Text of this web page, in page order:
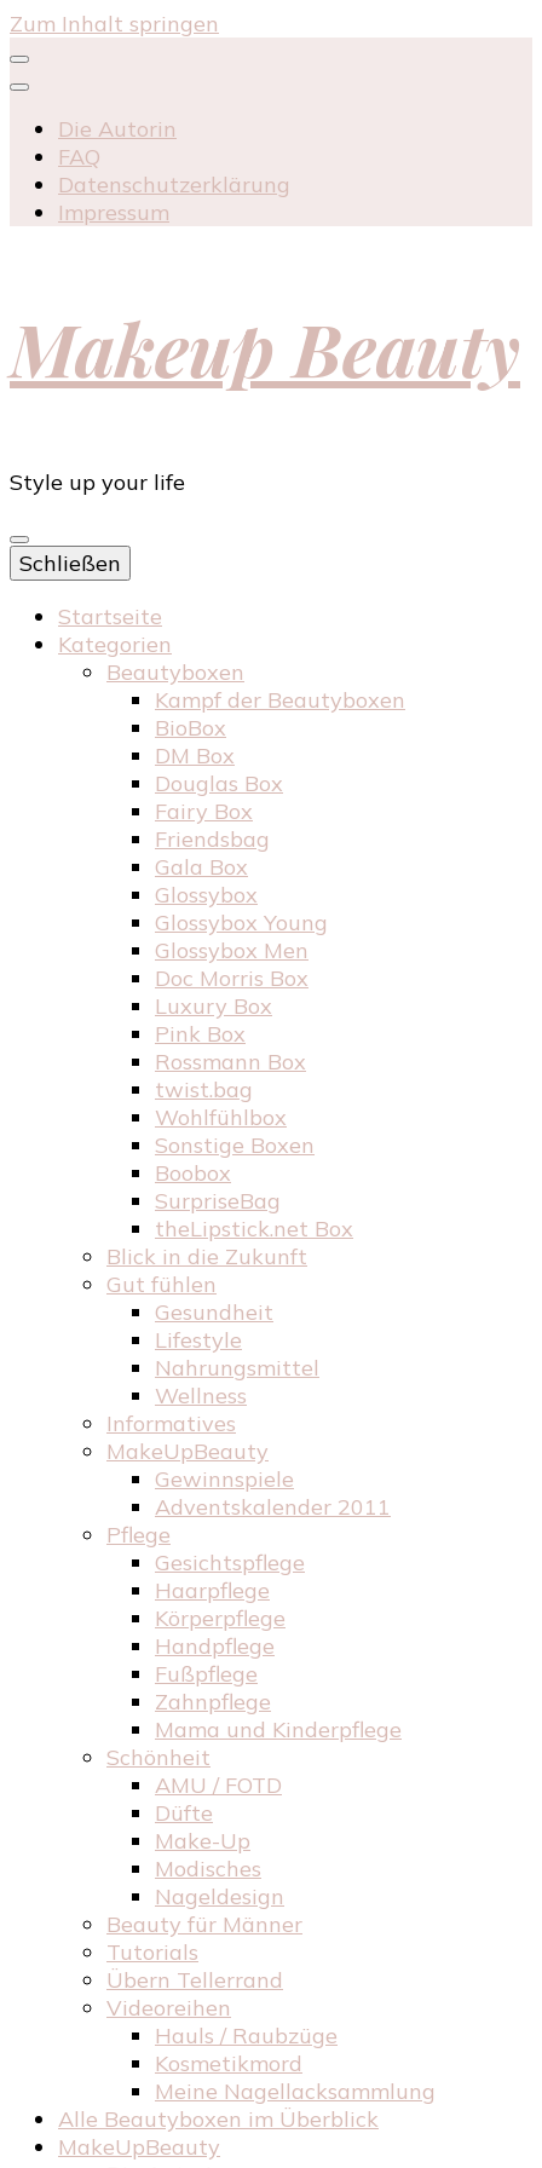
Zum Inhalt springen
Die Autorin
FAQ
Datenschutzerklärung
Impressum
Makeup Beauty
Style up your life
Schließen
Startseite
Kategorien
Beautyboxen
Kampf der Beautyboxen
BioBox
DM Box
Douglas Box
Fairy Box
Friendsbag
Gala Box
Glossybox
Glossybox Young
Glossybox Men
Doc Morris Box
Luxury Box
Pink Box
Rossmann Box
twist.bag
Wohlfühlbox
Sonstige Boxen
Boobox
SurpriseBag
theLipstick.net Box
Blick in die Zukunft
Gut fühlen
Gesundheit
Lifestyle
Nahrungsmittel
Wellness
Informatives
MakeUpBeauty
Gewinnspiele
Adventskalender 2011
Pflege
Gesichtspflege
Haarpflege
Körperpflege
Handpflege
Fußpflege
Zahnpflege
Mama und Kinderpflege
Schönheit
AMU / FOTD
Düfte
Make-Up
Modisches
Nageldesign
Beauty für Männer
Tutorials
Übern Tellerrand
Videoreihen
Hauls / Raubzüge
Kosmetikmord
Meine Nagellacksammlung
Alle Beautyboxen im Überblick
MakeUpBeauty